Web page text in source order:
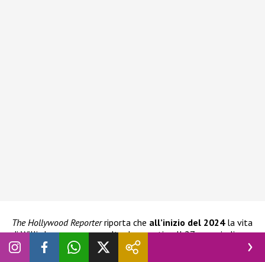
The Hollywood Reporterriporta che all’inizio del 2024la vita
di Willis ha preso una svolta drammatica. Il 27 gennaio l’ex
star
è entrata volontariamente al Summit Malibu, struttura
di riabilitazione della California gestita da Malibu Lighthouse